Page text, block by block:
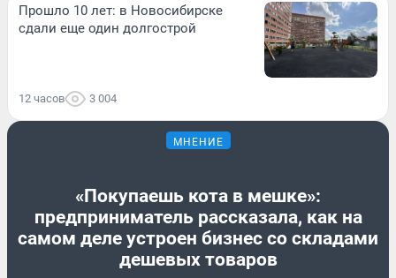
Прошло 10 лет: в Новосибирске
сдали еще один долгострой
12 часов 3 004
МНЕНИЕ
«Покупаешь кота в мешке»:
предприниматель рассказала, как на
самом деле устроен бизнес со складами
дешевых товаров